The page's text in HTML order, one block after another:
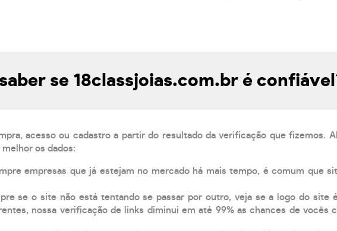
se 18classjoias.com.br é
acesso ou cadastro a partir do resultado da verificação que fizemos.
os dados:
empresas que já estejam no mercado há mais tempo, é comum que
se o site não está tentando se passar por outro, veja se a logo do site
nossa verificação de links diminui em até 99% as chances de vocês